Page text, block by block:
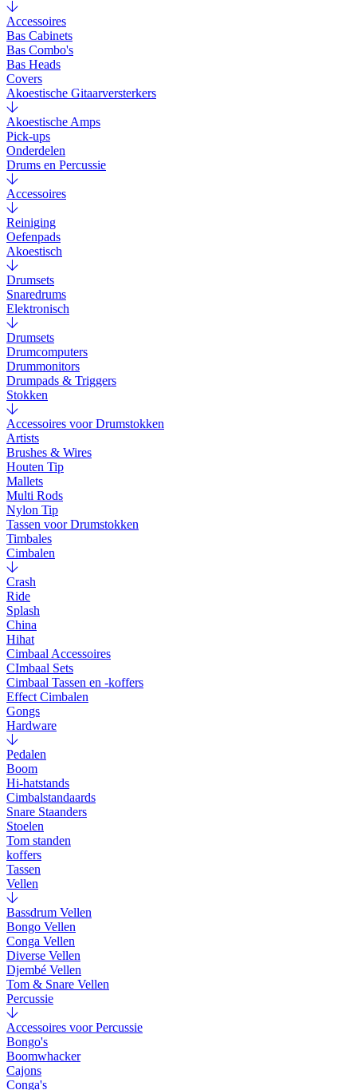
Accessoires
Bas Cabinets
Bas Combo's
Bas Heads
Covers
Akoestische Gitaarversterkers
Akoestische Amps
Pick-ups
Onderdelen
Drums en Percussie
Accessoires
Reiniging
Oefenpads
Akoestisch
Drumsets
Snaredrums
Elektronisch
Drumsets
Drumcomputers
Drummonitors
Drumpads & Triggers
Stokken
Accessoires voor Drumstokken
Artists
Brushes & Wires
Houten Tip
Mallets
Multi Rods
Nylon Tip
Tassen voor Drumstokken
Timbales
Cimbalen
Crash
Ride
Splash
China
Hihat
Cimbaal Accessoires
CImbaal Sets
Cimbaal Tassen en -koffers
Effect Cimbalen
Gongs
Hardware
Pedalen
Boom
Hi-hatstands
Cimbalstandaards
Snare Staanders
Stoelen
Tom standen
koffers
Tassen
Vellen
Bassdrum Vellen
Bongo Vellen
Conga Vellen
Diverse Vellen
Djembé Vellen
Tom & Snare Vellen
Percussie
Accessoires voor Percussie
Bongo's
Boomwhacker
Cajons
Conga's